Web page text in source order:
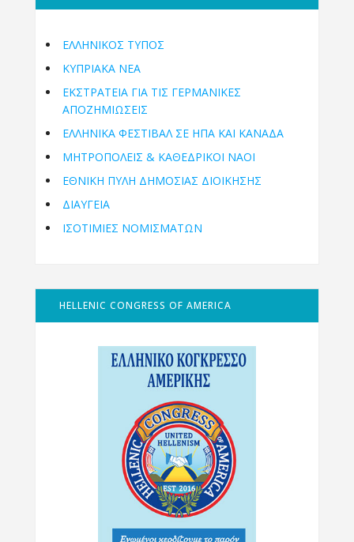
ΕΛΛΗΝΙΚΟΣ ΤΥΠΟΣ
ΚΥΠΡΙΑΚΑ ΝΕΑ
ΕΚΣΤΡΑΤΕΙΑ ΓΙΑ ΤΙΣ ΓΕΡΜΑΝΙΚΕΣ
ΑΠΟΖΗΜΙΩΣΕΙΣ
ΕΛΛΗΝΙΚΆ ΦΕΣΤΙΒΆΛ ΣΕ ΗΠΑ ΚΑΙ ΚΑΝΑΔΑ
ΜΗΤΡΟΠΌΛΕΙΣ & ΚΑΘΕΔΡΙΚΟΊ ΝΑΟΊ
ΕΘΝΙΚΉ ΠΎΛΗ ΔΗΜΌΣΙΑΣ ΔΙΟΊΚΗΣΗΣ
ΔΙΑΥΓΕΙΑ
ΙΣΟΤΙΜΙΕΣ ΝΟΜΙΣΜΑΤΩΝ
HELLENIC CONGRESS OF AMERICA